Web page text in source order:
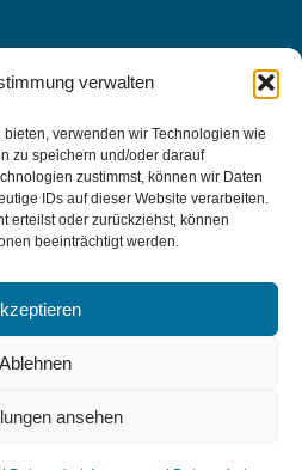
verwalten
verwenden wir Technologien wie
zu speichern und/oder darauf
zustimmst, können wir Daten
IDs auf dieser Website verarbeiten.
erteilst oder zurückziehst, können
beeinträchtigt werden.
Ablehnen
ansehen
AUF SIE, DENN
UNS AM
| DATENSCHUTZ